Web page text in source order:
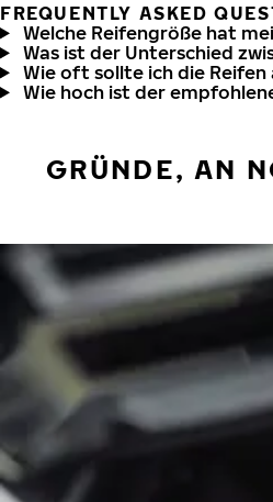
FREQUENTLY ASKED
Welche Reifengröße hat
Was ist der Unterschied
Wie oft sollte ich die
Wie hoch ist der
GRÜNDE, AN